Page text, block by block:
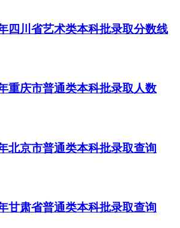
四川省艺术类本科批录取分数线
重庆市普通类本科批录取人数
北京市普通类本科批录取查询
甘肃省普通类本科批录取查询